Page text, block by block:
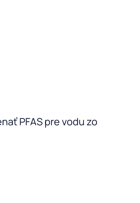
PFAS pre vodu zo